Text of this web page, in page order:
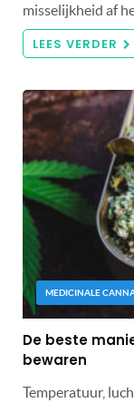
misselijkheid af
LEES VERDER
MEDICINALE
De beste
bewaren
Temperatuur,